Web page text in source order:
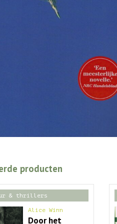
producten
& thrillers
Alice Winn
Door het